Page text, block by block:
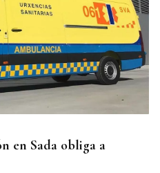
en Sada obliga a